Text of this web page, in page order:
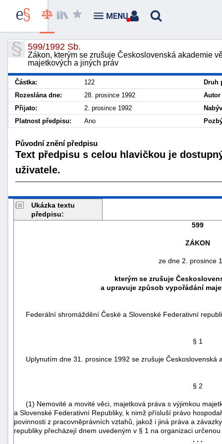
599/1992 Sb.
Zákon, kterým se zrušuje Československá akademie
majetkových a jiných práv
Částka: 122
Druh
Rozeslána dne:
28. prosince 1992
Přijato:
2. prosince 1992
Platnost předpisu:
Ano
Původní znění předpisu
Text předpisu s celou hlavičkou je
uživatele.
Ukázka textu
předpisu:
599
ZÁKON
ze dne 2. prosince
kterým se zrušuje
a upravuje způsob vypořádání
Federální shromáždění České a Slovenské Federativní
§ 1
Uplynutím dne 31. prosince 1992 se zrušuje Československá
§ 2
(1) Nemovité a movité věci, majetková práva s výjimkou
a Slovenské Federativní Republiky, k nimž přísluší právo
povinnosti z pracovněprávních vztahů, jakož i jiná práva a
republiky přecházejí dnem uvedeným v § 1 na organizaci
. . .
MENU
náhrady